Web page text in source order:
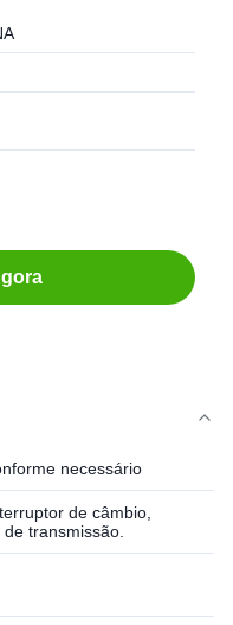
necessário
de câmbio,
transmissão.